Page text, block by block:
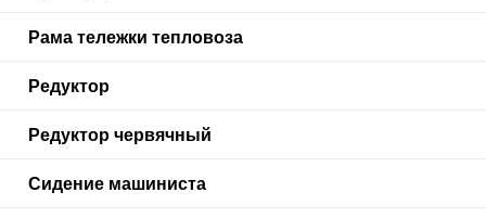
Рама тележки тепловоза
Редуктор
Редуктор червячный
Сидение машиниста